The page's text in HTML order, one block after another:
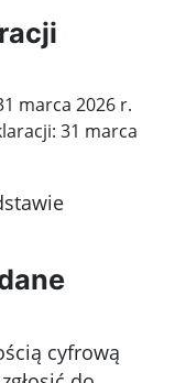
marca 2026 r.
31 marca
cyfrową